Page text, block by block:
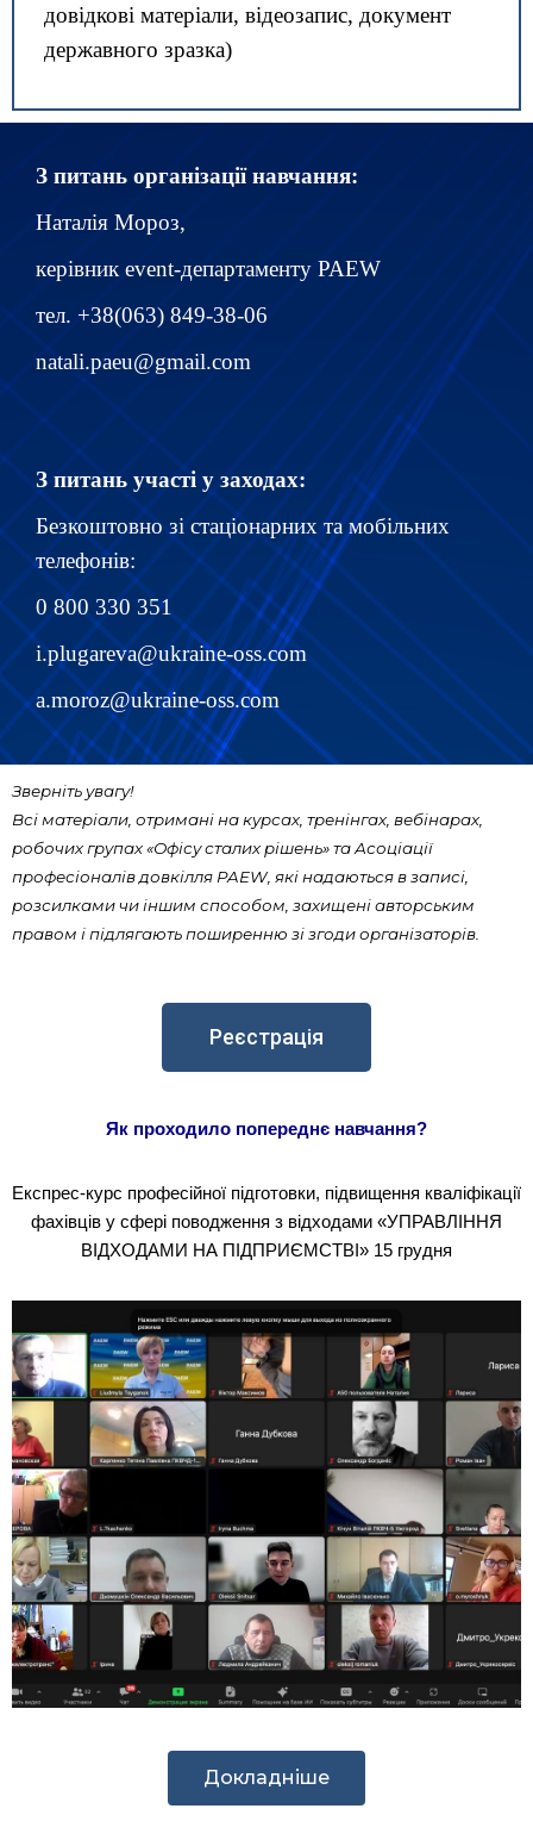
довідкові матеріали, відеозапис, документ
державного зразка)
З питань організації навчання:
Наталія Мороз,
керівник event-департаменту PAEW
тел. +38(063) 849-38-06
natali.paeu@gmail.com
З питань участі у заходах:
Безкоштовно зі стаціонарних та мобільних
телефонів:
0 800 330 351
i.plugareva@ukraine-oss.com
a.moroz@ukraine-oss.com
Зверніть увагу!
Всі матеріали, отримані на курсах, тренінгах, вебінарах,
робочих групах «Офісу сталих рішень» та Асоціації
професіоналів довкілля PAEW, які надаються в записі,
розсилками чи іншим способом, захищені авторським
правом і підлягають поширенню зі згоди організаторів.
Реєстрація
Як проходило попереднє навчання?
Експрес-курс професійної підготовки, підвищення кваліфікації
фахівців у сфері поводження з відходами «УПРАВЛІННЯ
ВІДХОДАМИ НА ПІДПРИЄМСТВІ» 15 грудня
Докладніше